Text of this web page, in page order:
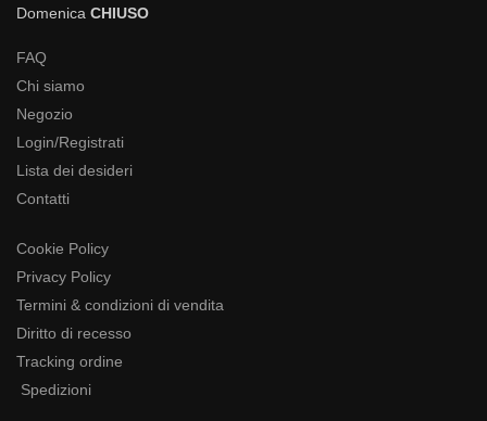
Domenica CHIUSO
FAQ
Chi siamo
Negozio
Login/Registrati
Lista dei desideri
Contatti
Cookie Policy
Privacy Policy
Termini & condizioni di vendita
Diritto di recesso
Tracking ordine
Spedizioni